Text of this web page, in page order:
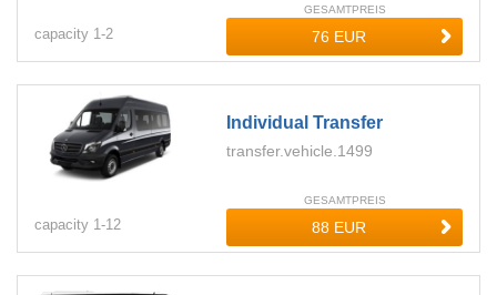
capacity 1-2
GESAMTPREIS
Individual Transfer
transfer.vehicle.1499
capacity 1-12
GESAMTPREIS